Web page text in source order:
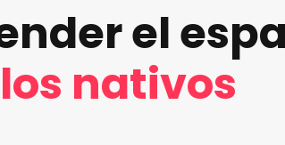
el
los nativos